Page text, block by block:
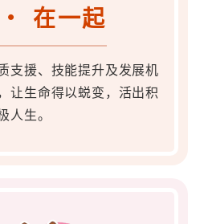
在一起
支援、技能提升及发展机
让生命得以蜕变，活出积
人生。